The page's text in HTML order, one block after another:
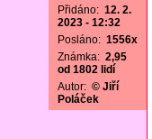
Přidáno: 12. 2.
2023 - 12:32
Posláno: 1556x
Známka: 2,95
od 1802 lidí
Autor: © Jiří
Poláček